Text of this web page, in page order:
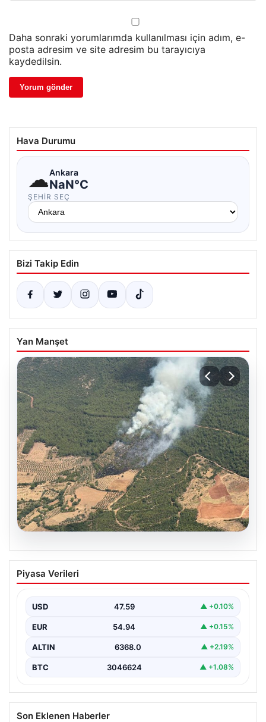
Daha sonraki yorumlarımda kullanılması için adım, e-
posta adresim ve site adresim bu tarayıcıya
kaydedilsin.
Hava Durumu
☁Ankara
NaN°C
ŞEHIR SEÇ
Bizi Takip Edin
Yan Manşet
Muğla Yatağan’da orman yangını
Piyasa Verileri
USD 47.59 ▲ +0.10%
EUR 54.94 ▲ +0.15%
ALTIN 6368.0 ▲ +2.19%
BTC 3046624 ▲ +1.08%
Son Eklenen Haberler